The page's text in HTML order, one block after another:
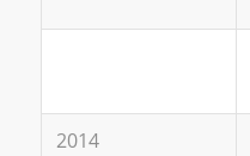
2014